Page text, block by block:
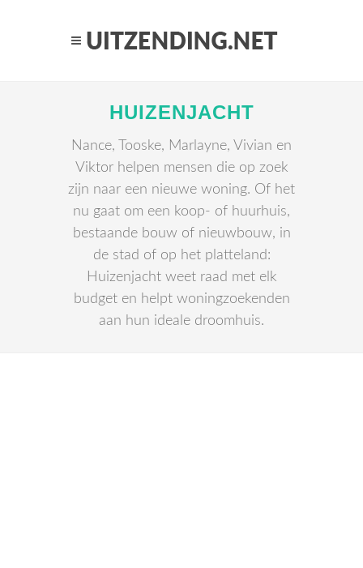
HUIZENJACHT
Nance, Tooske, Marlayne, Vivian en
Viktor helpen mensen die op zoek
zijn naar een nieuwe woning. Of het
nu gaat om een koop- of huurhuis,
bestaande bouw of nieuwbouw, in
de stad of op het platteland:
Huizenjacht weet raad met elk
budget en helpt woningzoekenden
aan hun ideale droomhuis.